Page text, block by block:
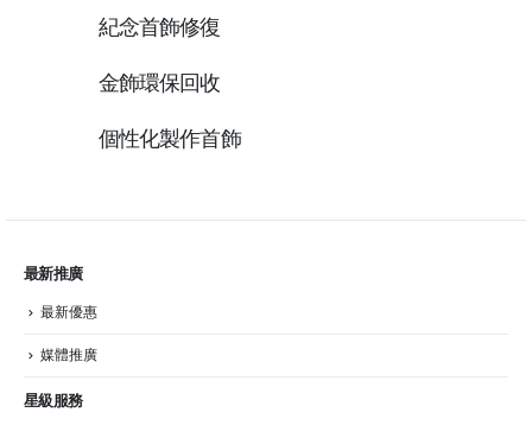
紀念首飾修復
金飾環保回收
個性化製作首飾
最新推廣
最新優惠
媒體推廣
星級服務